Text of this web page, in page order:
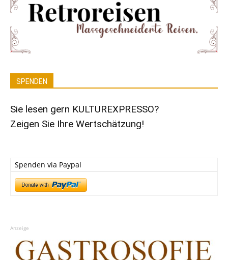
SPENDEN
Sie lesen gern KULTUREXPRESSO?
Zeigen Sie Ihre Wertschätzung!
Spenden via Paypal
Anzeige